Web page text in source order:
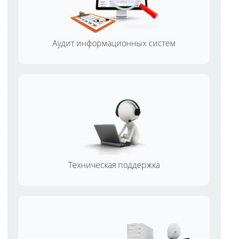
Аудит информационных систем
Техническая поддержка